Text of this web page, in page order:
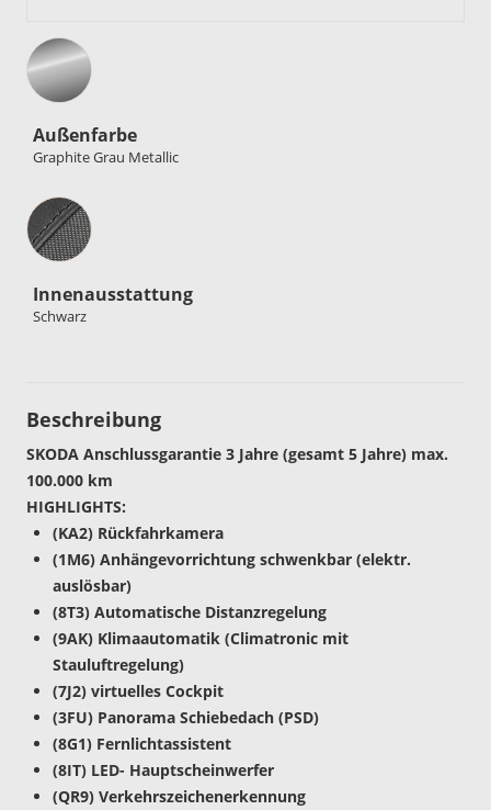
Außenfarbe
Graphite Grau Metallic
Innenausstattung
Innenausstattung
Schwarz
Beschreibung
SKODA Anschlussgarantie 3 Jahre (gesamt 5 Jahre) max.
100.000 km
HIGHLIGHTS:
(KA2) Rückfahrkamera
(1M6) Anhängevorrichtung schwenkbar (elektr.
auslösbar)
(8T3) Automatische Distanzregelung
(9AK) Klimaautomatik (Climatronic mit
Stauluftregelung)
(7J2) virtuelles Cockpit
(3FU) Panorama Schiebedach (PSD)
(8G1) Fernlichtassistent
(8IT) LED- Hauptscheinwerfer
(QR9) Verkehrszeichenerkennung